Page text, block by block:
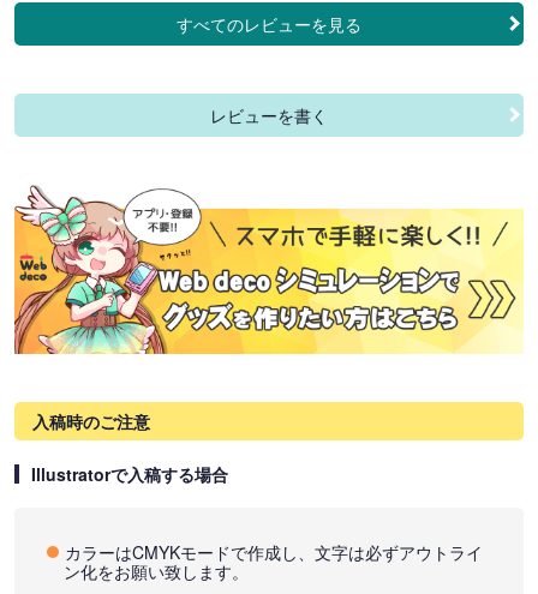
すべてのレビューを見る
レビューを書く
入稿時のご注意
Illustratorで入稿する場合
カラーはCMYKモードで作成し、文字は必ずアウトライ
ン化をお願い致します。